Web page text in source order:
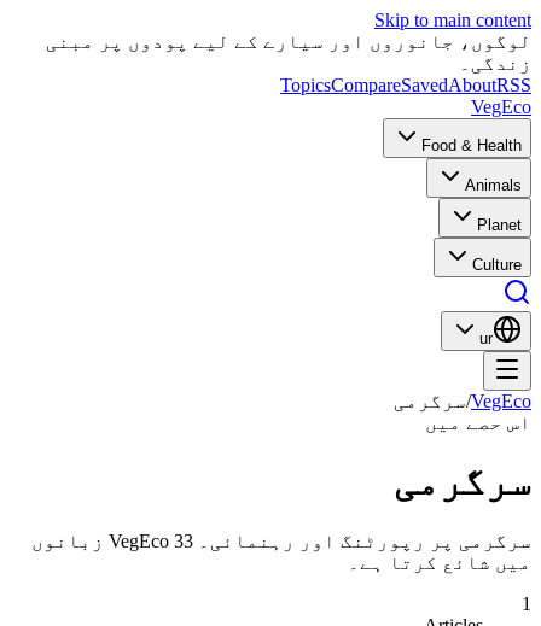
Skip to main content
لوگوں، جانوروں اور سیارے کے لیے پودوں پر مبنی
زندگی۔
TopicsCompareSavedAboutRSS
VegEco
Food & Health
Animals
Planet
Culture
ur
VegEco
/سرگرمی
اس حصے میں
سرگرمی
سرگرمی پر رپورٹنگ اور رہنمائی۔ VegEco 33 زبانوں
میں شائع کرتا ہے۔
1